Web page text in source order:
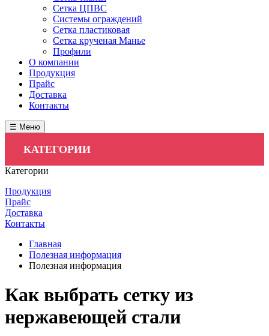
Сетка ЦПВС
Системы ограждений
Сетка пластиковая
Сетка крученая Манье
Профили
О компании
Продукция
Прайс
Доставка
Контакты
☰ Меню
КАТЕГОРИИ
Категории
Продукция
Прайс
Доставка
Контакты
Главная
Полезная информация
Полезная информация
Как выбрать сетку из
нержавеющей стали